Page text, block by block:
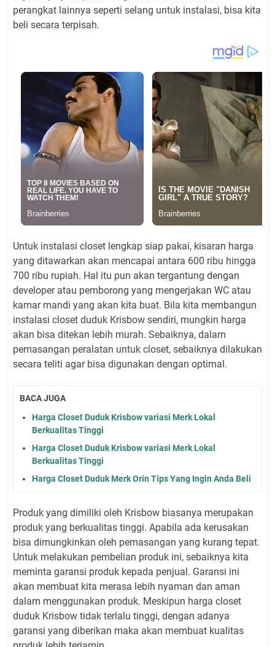
perangkat lainnya seperti selang untuk instalasi, bisa kita
beli secara terpisah.
Untuk instalasi closet lengkap siap pakai, kisaran harga
yang ditawarkan akan mencapai antara 600 ribu hingga
700 ribu rupiah. Hal itu pun akan tergantung dengan
developer atau pemborong yang mengerjakan WC atau
kamar mandi yang akan kita buat. Bila kita membangun
instalasi closet duduk Krisbow sendiri, mungkin harga
akan bisa ditekan lebih murah. Sebaiknya, dalam
pemasangan peralatan untuk closet, sebaiknya dilakukan
secara teliti agar bisa digunakan dengan optimal.
BACA JUGA
Harga Closet Duduk Krisbow variasi Merk Lokal
Berkualitas Tinggi
Harga Closet Duduk Krisbow variasi Merk Lokal
Berkualitas Tinggi
Harga Closet Duduk Merk Orin Tips Yang Ingin Anda Beli
Produk yang dimiliki oleh Krisbow biasanya merupakan
produk yang berkualitas tinggi. Apabila ada kerusakan
bisa dimungkinkan oleh pemasangan yang kurang tepat.
Untuk melakukan pembelian produk ini, sebaiknya kita
meminta garansi produk kepada penjual. Garansi ini
akan membuat kita merasa lebih nyaman dan aman
dalam menggunakan produk. Meskipun harga closet
duduk Krisbow tidak terlalu tinggi, dengan adanya
garansi yang diberikan maka akan membuat kualitas